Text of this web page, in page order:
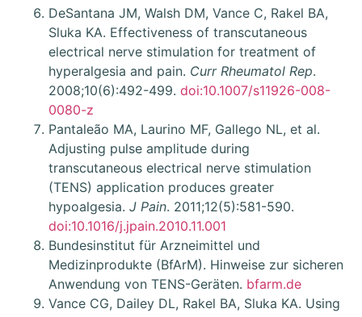
DeSantana JM, Walsh DM, Vance C, Rakel BA,
Sluka KA. Effectiveness of transcutaneous
electrical nerve stimulation for treatment of
hyperalgesia and pain. Curr Rheumatol Rep.
2008;10(6):492-499. doi:10.1007/s11926-008-
0080-z
Pantaleão MA, Laurino MF, Gallego NL, et al.
Adjusting pulse amplitude during
transcutaneous electrical nerve stimulation
(TENS) application produces greater
hypoalgesia. J Pain. 2011;12(5):581-590.
doi:10.1016/j.jpain.2010.11.001
Bundesinstitut für Arzneimittel und
Medizinprodukte (BfArM). Hinweise zur sicheren
Anwendung von TENS-Geräten. bfarm.de
Vance CG, Dailey DL, Rakel BA, Sluka KA. Using